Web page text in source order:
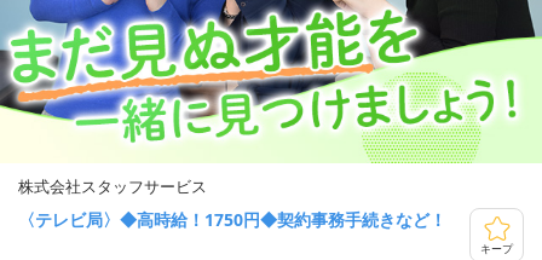
株式会社スタッフサービス
〈テレビ局〉◆高時給！1750円◆契約事務手続きなど！
キープ